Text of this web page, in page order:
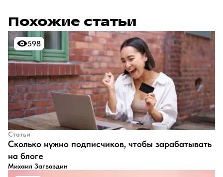
Похожие статьи
598
598
Статьи
​Сколько нужно подписчиков, чтобы зарабатывать
на блоге
Михаил Загваздин